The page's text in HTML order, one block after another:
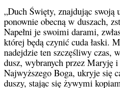
„Duch Święty, znajdując swoją
ponownie obecną w duszach,
Napełni je swoimi darami,
której będą czynić cuda łaski.
nadejdzie ten szczęśliwy czas,
dusz, wybranych przez Maryję
Najwyższego Boga, ukryje się
duszy, stając się żywymi